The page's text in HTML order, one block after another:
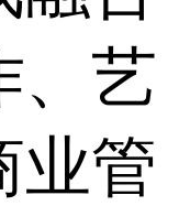
、艺
业管